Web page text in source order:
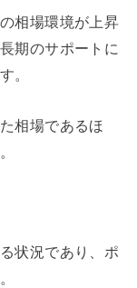
相場環境が上昇
期のサポートに
。
相場であるほ
状況であり、ポ